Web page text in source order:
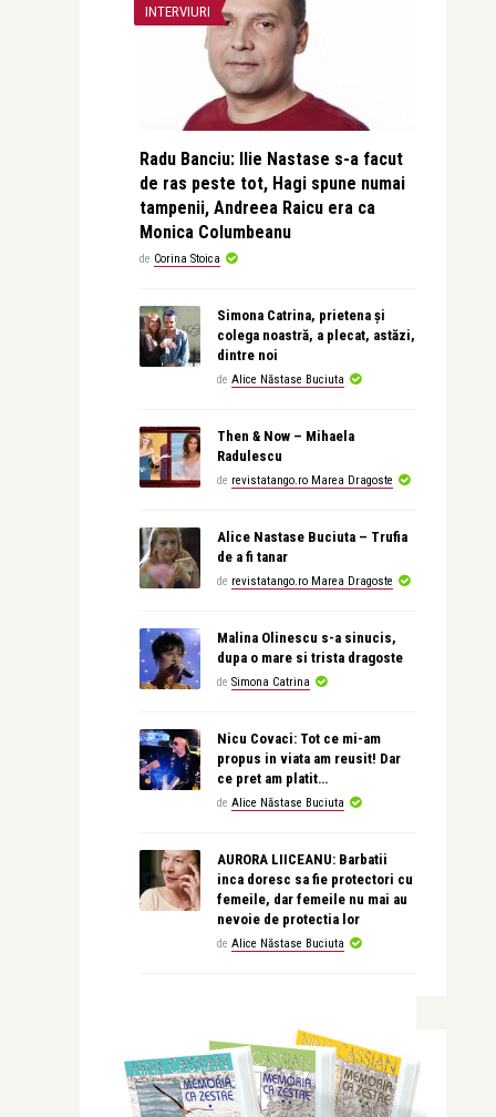
INTERVIURI
Radu Banciu: Ilie Nastase s-a facut
de ras peste tot, Hagi spune numai
tampenii, Andreea Raicu era ca
Monica Columbeanu
de Corina Stoica
Simona Catrina, prietena și
colega noastră, a plecat, astăzi,
dintre noi
de Alice Năstase Buciuta
Then & Now – Mihaela
Radulescu
de revistatango.ro Marea Dragoste
Alice Nastase Buciuta – Trufia
de a fi tanar
de revistatango.ro Marea Dragoste
Malina Olinescu s-a sinucis,
dupa o mare si trista dragoste
de Simona Catrina
Nicu Covaci: Tot ce mi-am
propus in viata am reusit! Dar
ce pret am platit…
de Alice Năstase Buciuta
AURORA LIICEANU: Barbatii
inca doresc sa fie protectori cu
femeile, dar femeile nu mai au
nevoie de protectia lor
de Alice Năstase Buciuta